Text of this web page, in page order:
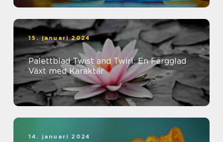
15. januari 2024
Palettblad Twist and Twirl: En Färgglad
Växt med Karaktär
14. januari 2024